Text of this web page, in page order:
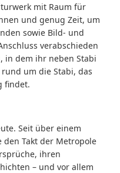
mit Raum für
und genug Zeit, um
sowie Bild- und
verabschieden
in dem ihr neben Stabi
um die Stabi, das
findet.
Seit über einem
den Takt der Metropole
ihren
– und vor allem